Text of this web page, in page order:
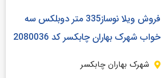
فروش ویلا نوساز335 متر دوبلکس سه
خواب شهرک بهاران چابکسر کد 2080036
شهرک بهاران چابکسر